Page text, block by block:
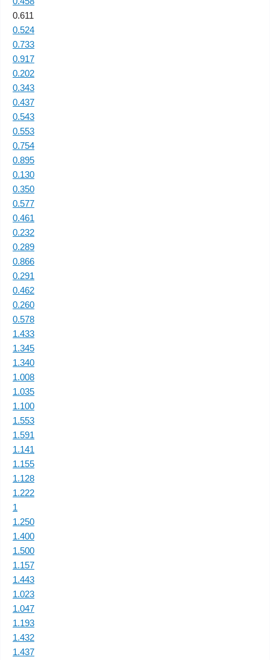
0.611
0.524
0.733
0.917
0.202
0.343
0.437
0.543
0.553
0.754
0.895
0.130
0.350
0.577
0.461
0.232
0.289
0.866
0.291
0.462
0.260
0.578
1.433
1.345
1.340
1.008
1.035
1.100
1.553
1.591
1.141
1.155
1.128
1.222
1
1.250
1.400
1.500
1.157
1.443
1.023
1.047
1.193
1.432
1.437